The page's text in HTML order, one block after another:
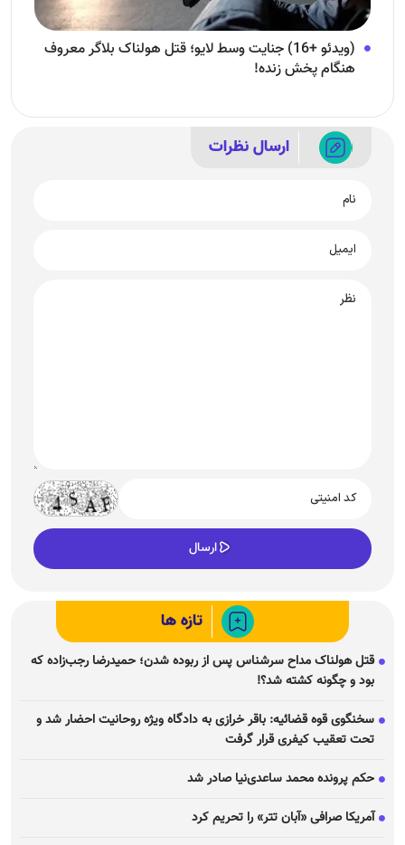
(ویدئو +16) جنایت وسط لایو؛ قتل هولناک بلاگر معروف
هنگام پخش زنده!
ارسال نظرات
تازه ها
قتل هولناک مداح سرشناس پس از ربوده شدن؛ حمیدرضا رجب‌زاده که
بود و چگونه کشته شد؟!
سخنگوی قوه قضائیه: باقر خرازی به دادگاه ویژه روحانیت احضار شد و
تحت تعقیب کیفری قرار گرفت
حکم پرونده محمد ساعدی‌نیا صادر شد
آمریکا صرافی «آبان تتر» را تحریم کرد